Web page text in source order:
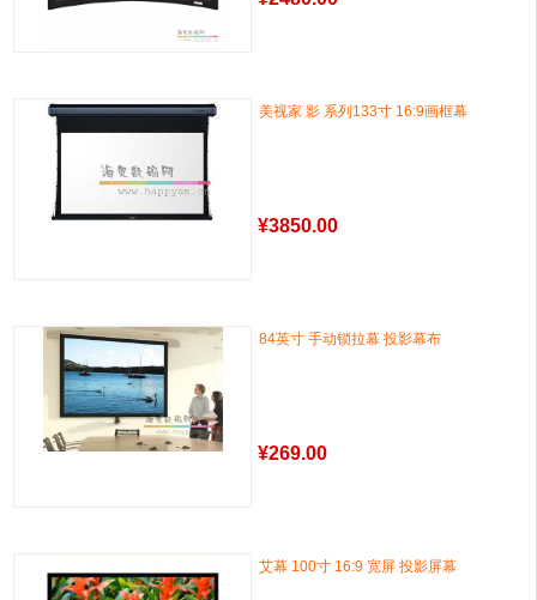
美视家 影 系列133寸 16:9画框幕
¥3850.00
84英寸 手动锁拉幕 投影幕布
¥269.00
艾幕 100寸 16:9 宽屏 投影屏幕